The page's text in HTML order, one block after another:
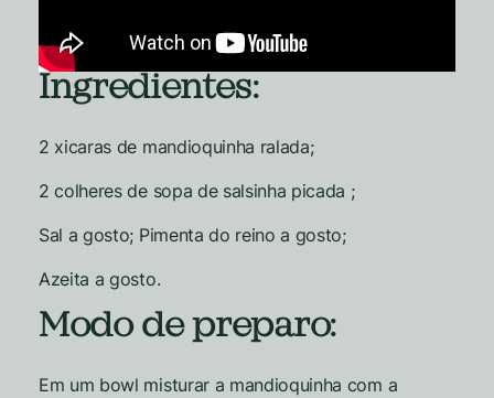
Ingredientes:
2 xicaras de mandioquinha ralada;
2 colheres de sopa de salsinha picada ;
Sal a gosto; Pimenta do reino a gosto;
Azeita a gosto.
Modo de preparo:
Em um bowl misturar a mandioquinha com a